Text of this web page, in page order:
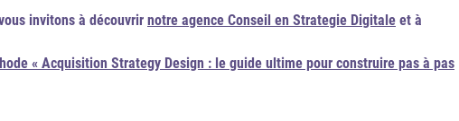
invitons à découvrir notre agence Conseil en Strategie Digitale et à
« Acquisition Strategy Design : le guide ultime pour construire pas à pas